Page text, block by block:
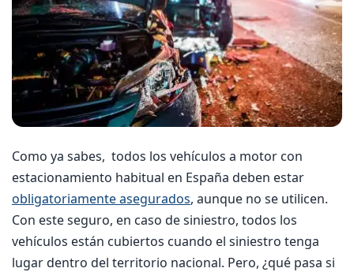
Como ya sabes, todos los vehículos a motor con
estacionamiento habitual en España deben estar
obligatoriamente asegurados, aunque no se utilicen.
Con este seguro, en caso de siniestro, todos los
vehículos están cubiertos cuando el siniestro tenga
lugar dentro del territorio nacional. Pero, ¿qué pasa si